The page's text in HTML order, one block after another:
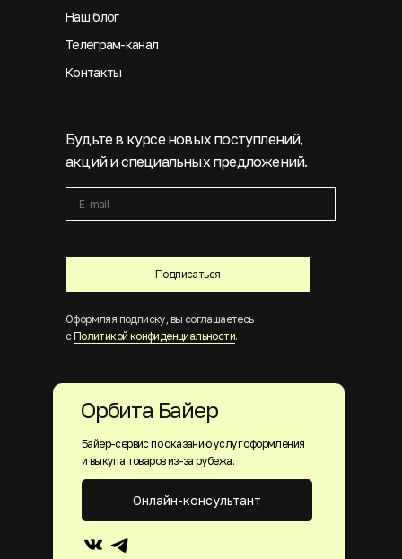
Подписаться
Будьте в курсе новых поступлений,
акций и специальных предложений.
Оформляя подписку, вы соглашаетесь
с Политикой конфиденциальности.
Наш блог
Телеграм-канал
Контакты
Байер-сервис по оказанию услуг оформления
и выкупа товаров из-за рубежа.
Онлайн-консультант
Орбита Байер